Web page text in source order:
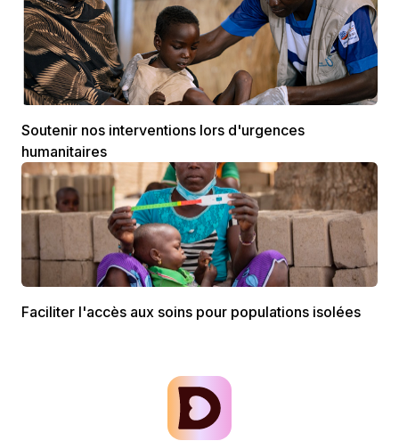
Soutenir nos interventions lors d'urgences
humanitaires
Faciliter l'accès aux soins pour populations isolées